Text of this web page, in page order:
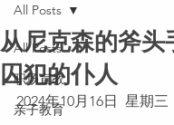
All Posts
职场宣教
亲子教育
All Posts
从尼克森的斧头
囚犯的仆人
2024年10月16日  星期三